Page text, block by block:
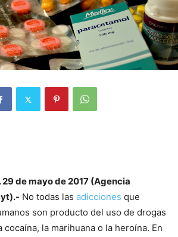
de mayo de 2017 (Agencia
No todas las adicciones que
son producto del uso de drogas
cocaína, la marihuana o la heroína. En